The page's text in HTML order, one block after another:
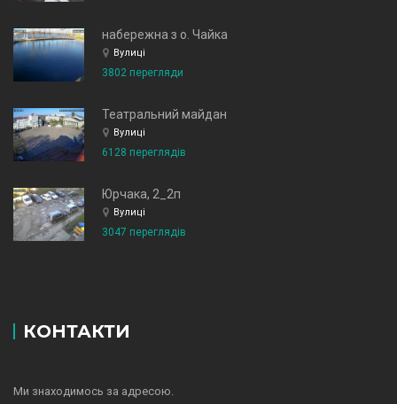
набережна з о. Чайка
Вулиці
3802 перегляди
Театральний майдан
Вулиці
6128 переглядів
Юрчака, 2_2п
Вулиці
3047 переглядів
КОНТАКТИ
Ми знаходимось за адресою.